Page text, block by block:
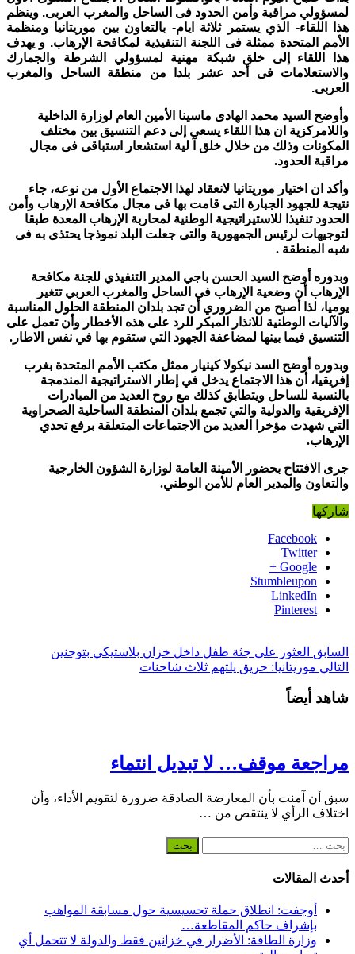
لمسؤولي مراقبة وأمن الحدود فى الساحل والمغرب العربى. وينظم
هذا اللقاء- الذي يستمر ثلاثة ايام- بالتعاون بين موريتانيا ومنظمة
الأمم المتحدة ممثلة فى اللجنة التنفيذية لمكافحة الإرهاب. و يهدف
هذا اللقاء إلى خلق شبكة مهنية لمسؤولي الشرطة والجمارك
والاستعلامات فى أحد عشر بلدا من منطقة الساحل والمغرب
العربى.
وأوضح السيد محمد الهادى ماسينا الأمين العام لوزارة الداخلية
واللامركزية ان هذا اللقاء يسعى إلى دعم التنسيق بين مختلف
المكونات وذلك من خلال خلق آ لية استشعار استباقى فى مجال
مراقبة الحدود.
وأكد ان اختيار موريتانيا لانعقاد لهذا الاجتماع الأول من نوعه، جاء
نتيجة للجهود الجبارة التى قامت بها فى مجال مكافحة الإرهاب وأمن
الحدود تنفيذا للاستيراتيجية الوطنية لمحاربة الإرهاب المعدة طبقا
لتوجيهات لرئيس الجمهورية والتى جعلت البلد نموذجا يحتذى به فى
شبه المنطقة .
وبدوره أوضح السيد الحسن باجي المدير التنفيذي للجنة مكافحة
الإرهاب أن وضعية الإرهاب في الساحل والمغرب العربي تتغير
يوميا، لذا أصبح من الضروري أن تجد بلدان المنطقة الحلول المناسبة
والآليات الوطنية للانذار المبكر للرد على هذه الأخطار وأن تعمل على
التنسيق فيما بينها لمضاعفة الجهود التي ستقوم بها في نفس الاطار.
وبدوره أوضح السد نيكولا كينيار ممثل مكتب الأمم المتحدة بغرب
إفريقيا، أن هذا الاجتماع يدخل في إطار الاستراتيجية المندمجة
بالنسبة للساحل ويتطابق كذلك مع روح العديد من المبادرات
الإفريقية والدولية والتي تجمع بلدان المنطقة الساحلية الصحراوية
التي شهدت مؤخرا العديد من الاجتماعات المتعلقة برفع تحدي
الإرهاب.
جرى الافتتاح بحضور الأمينة العامة لوزارة الشؤون الخارجية
والتعاون والمدير العام للأمن الوطني.
شاركها
Facebook
Twitter
Google +
Stumbleupon
LinkedIn
Pinterest
السابق العثور على جثة طفل داخل خزان بلاستيكي بتوجنين
التالي موريتانيا: حريق يلتهم ثلاث شاحنات
شاهد أيضاً
مراجعة موقف… لا تبديل انتماء
سبق أن آمنت بأن المعارضة الصادقة ضرورة لتقويم الأداء، وأن
اختلاف الرأي لا ينتقص من …
البحث
أحدث المقالات
أوجفت: انطلاق حملة تحسيسية حول مسابقة المواهب
بإشراف حاكم المقاطعة…
وزارة الطاقة: الأضرار في خزانين فقط والدولة لا تتحمل أي